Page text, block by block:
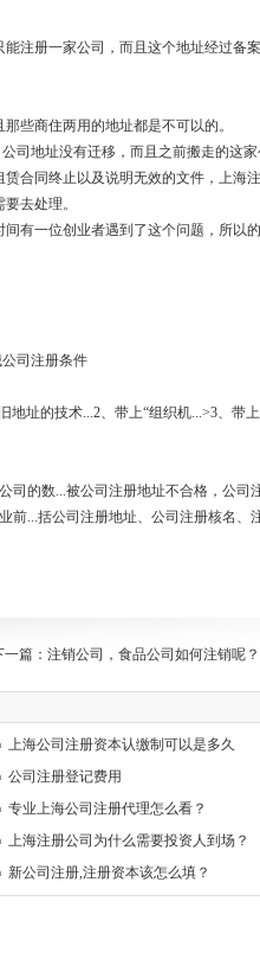
册一家公司，而且这个地址经过备
些商住两用的地址都是不可以的。
地址没有迁移，而且之前搬走的这家
合同终止以及说明无效的文件，上海
去处理。
一位创业者遇到了这个问题，所以的
司注册条件
址的技术...2、带上“组织机...>3、带
司的数...被公司注册地址不合格，公司
前...括公司注册地址、公司注册核名、
一篇： 注销公司，食品公司如何注销呢？
上海公司注册资本认缴制可以是多久
公司注册登记费用
专业上海公司注册代理怎么看？
上海注册公司为什么需要投资人到场？
新公司注册,注册资本该怎么填？